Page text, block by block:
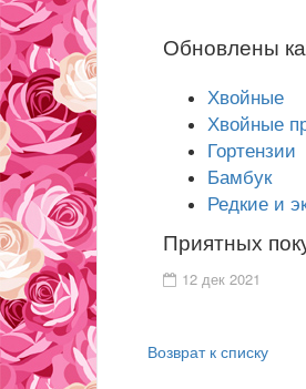
Обновлены
Хвойные
Хвойные
Гортензии
Бамбук
Редкие и
Приятных
12 дек 2021
Возврат к списку